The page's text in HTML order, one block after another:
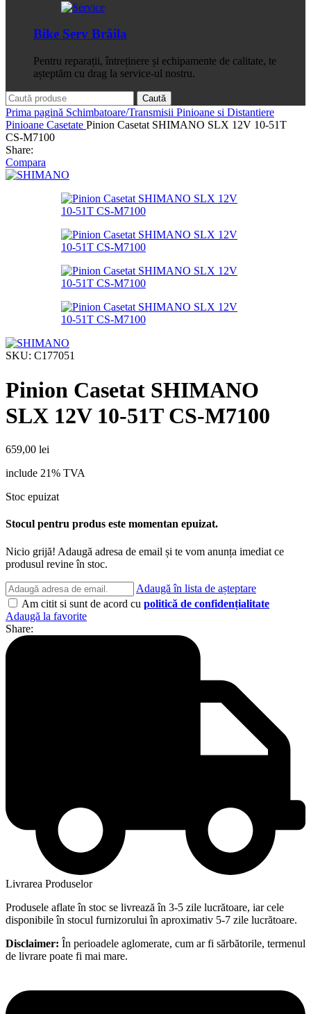
Bike Serv Brăila
Pentru reparații, întreținere și echipamente de calitate, te
așteptăm cu drag la service-ul nostru.
Caută
Prima pagină Schimbatoare/Transmisii Pinioane si Distantiere
Pinioane Casetate Pinion Casetat SHIMANO SLX 12V 10-51T
CS-M7100
Share:
Compara
SKU: C177051
Pinion Casetat SHIMANO
SLX 12V 10-51T CS-M7100
659,00 lei
include 21% TVA
Stoc epuizat
Stocul pentru produs este momentan epuizat.
Nicio grijă! Adaugă adresa de email și te vom anunța imediat ce
produsul revine în stoc.
Adaugă în lista de așteptare
Am citit si sunt de acord cu politică de confidențialitate
Adaugă la favorite
Share:
Livrarea Produselor
Produsele aflate în stoc se livrează în 3-5 zile lucrătoare, iar cele
disponibile în stocul furnizorului în aproximativ 5-7 zile lucrătoare.
Disclaimer: În perioadele aglomerate, cum ar fi sărbătorile, termenul
de livrare poate fi mai mare.